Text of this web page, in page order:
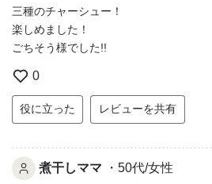
三種のチャーシュー！
楽しめました！
ごちそう様でした!!
0
役に立った レビューを共有
煮干しママ ・50代/女性